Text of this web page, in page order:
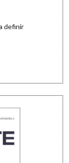
definir